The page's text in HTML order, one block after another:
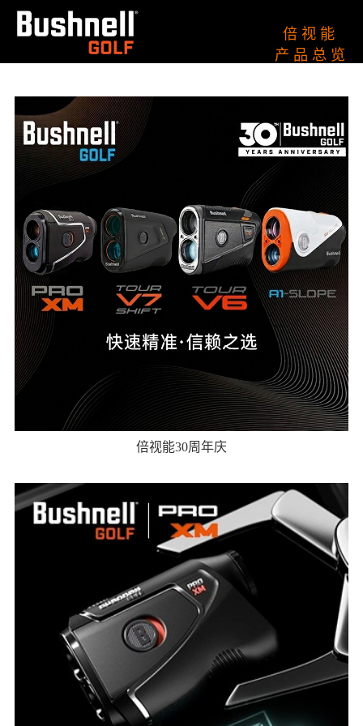
倍 视 能
产 品 总 览
倍视能30周年庆